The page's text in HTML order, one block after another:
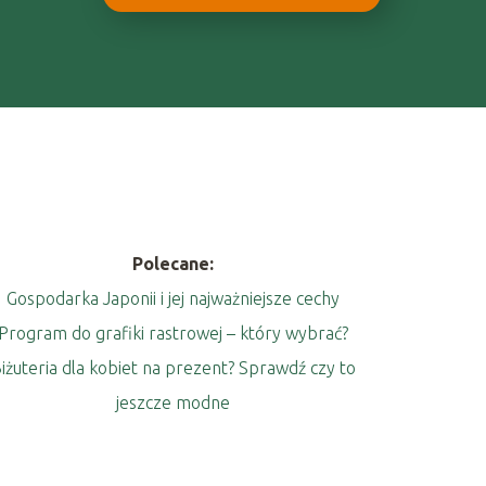
Polecane:
Gospodarka Japonii i jej najważniejsze cechy
do grafiki rastrowej – który wybrać?
dla kobiet na prezent? Sprawdź czy to
jeszcze modne